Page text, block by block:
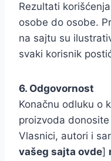
Rezultati
osobe do osobe.
na sajtu su
svaki korisnik
6. Odgovornost
Konačnu odluku o
proizvoda
Vlasnici, autori i
vašeg sajta ovde]